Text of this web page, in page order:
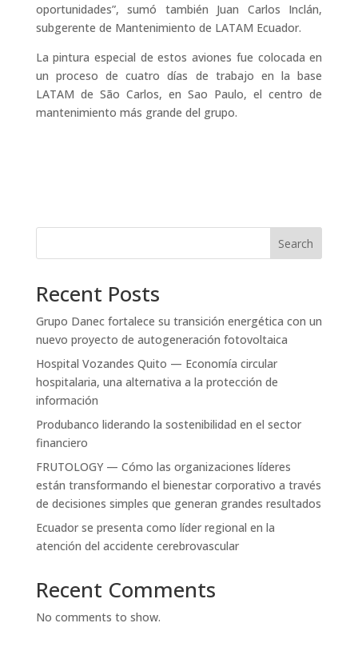
oportunidades”, sumó también Juan Carlos Inclán,
subgerente de Mantenimiento de LATAM Ecuador.
La pintura especial de estos aviones fue colocada en
un proceso de cuatro días de trabajo en la base
LATAM de São Carlos, en Sao Paulo, el centro de
mantenimiento más grande del grupo.
Search
Recent Posts
Grupo Danec fortalece su transición energética con un
nuevo proyecto de autogeneración fotovoltaica
Hospital Vozandes Quito — Economía circular
hospitalaria, una alternativa a la protección de
información
Produbanco liderando la sostenibilidad en el sector
financiero
FRUTOLOGY — Cómo las organizaciones líderes
están transformando el bienestar corporativo a través
de decisiones simples que generan grandes resultados
Ecuador se presenta como líder regional en la
atención del accidente cerebrovascular
Recent Comments
No comments to show.